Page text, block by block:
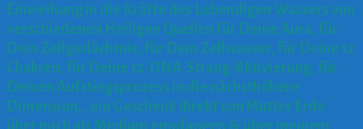
Einweihung in die Kräfte des Lebendigen Wassers von
verschiedenen Heiligen Quellen für Deine Aura, für
Dein Zellgedächtnis, für Dein Zellwasser, für Deine 12
Chakren, für Deine 12-DNA-Strang-Aktivierung, für
Deinen Aufstiegsprozess in die nächsthöhere
Dimension… ein Geschenk direkt von Mutter Erde
über mich als Medium empfangen & über meinem